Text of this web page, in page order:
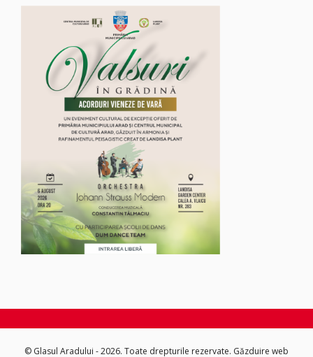
© Glasul Aradului - 2026. Toate drepturile rezervate. Găzduire web